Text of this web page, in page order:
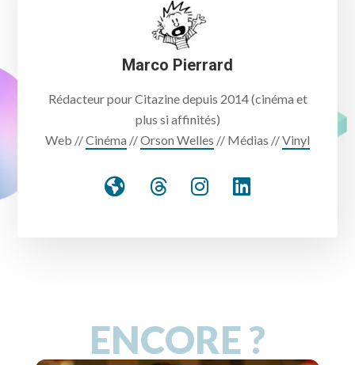
Marco Pierrard
Rédacteur pour Citazine depuis 2014 (cinéma et
plus si affinités)
Web //Cinéma //Orson Welles // Médias //Vinyl
ENCORE ?